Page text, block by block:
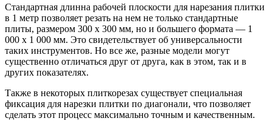
Стандартная длинна рабочей плоскости для нарезания плитки
в 1 метр позволяет резать на нем не только стандартные
плиты, размером 300 х 300 мм, но и большего формата — 1
000 х 1 000 мм. Это свидетельствует об универсальности
таких инструментов. Но все же, разные модели могут
существенно отличаться друг от друга, как в этом, так и в
других показателях.
Также в некоторых плиткорезах существует специальная
фиксация для нарезки плитки по диагонали, что позволяет
сделать этот процесс максимально точным и качественным.